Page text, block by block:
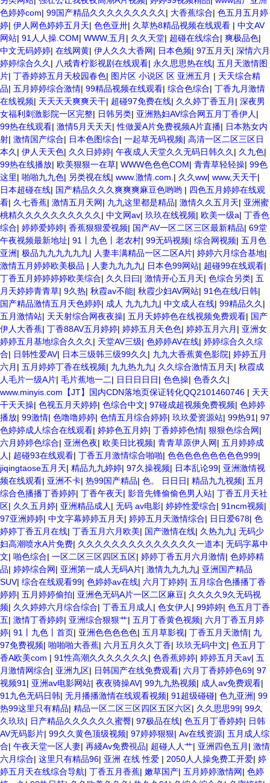
色婷婷com| 99国产精品久久久久久久久久久 | 大香蕉综合| 色五月五月婷
婷| 伊人网色婷婷五月天| 色色亚卅| 久草热8精品视频在线观看 | 中文AV
网站| 91人人操.COM| WWW,五月 | 久久天堂| 超碰在线综合| 爽极品色|
中文无码婷婷| 在线网黄| 伊人久久大香网| 日本色频| 97五月天| 深情六月
婷婷综合久久 | 八戒青柠影视剧在线观看| 永久思思热在线| 五月天激情图
片| 丁香婷婷五月天校园春色| 图片区 小说区 区 亚洲五月 | 天天综合精
品| 五月婷婷综合激情| 99精品视频在线观看| 综合色综合| 丁香九月激情
在线视频| 天天天天爽爽天干| 超碰97免费在线| 久久婷丁香五月 | 深夜男
女福利刺激影院一区完整| 日韩另类| 亚洲熟妇AV综合网五月丁香伊人 |
99热在线观看| 激情5月天天天|性做爰A片免费视频A片直播| 日本熟女内
射| 激情国产综合| 日本色图综合| 一起草无码视频| 高清一区二区三区日
本久 | 伊人天天色| 久久日婷婷| 午夜成人天堂久久无码日韩久久 | 久九色|
99热在线播放| 欧美狠狠一在草| WWW色色色COM| 青青草轻轻操| 99色
这里| 啪啪九九色| 另类视在线| www.激情.com. | 久久ww| www,天天干|
日本超碰在线| 国产精品久久久爽爽爽麻豆色哟哟 | 四色五月婷婷在线观
看| 久七香蕉| 激情五月天网| 九九这里都是精品| 激情久久五月天| 亚洲蜜
桃精久久久久久久久久久久 | 中文网av| 玖玖在线视频| 欧美一级a| 丁香色
综合| 婷婷爱婷婷| 香蕉狠狠爱视频| 国产AV一区二区三区最新精品| 69堂
午夜视频最新地址| 91丨九色丨老农村| 99无码视频| 综合网视频| 五月色
亚洲| 极品九九九九九九| 人妻丰满精品一区二区A片| 婷婷六月综合基地|
激情五月婷婷欧美极品 | 人妻九九九九| 日本色99网站| 超碰99在线观看|
丁香五月婷婷婷婷欧美综合| 久久日曰| 激情开心五月天| 色综合另类| 五
月天婷婷青青草| 9久热| 秋霞av不能| 秋霞少妇AV网站| 91色在线/日韩|
国产精品激情五月天色婷婷| 成人 九九九九| 中文成人在线| 99精品久久 |
五月激情站| 天天射综合网夜夜操| 五月天婷婷色在线视频免费观看| 国产
伊人大香蕉| 丁香88AV五月婷婷| 婷婷五月天色色| 婷婷五月六月 | 亚洲女
婷婷五月基地综合久久久 | 天堂AV三级| 色婷婷AV在线| 婷婷综合久久综
合| 日韩性爱AV| 日本三级韩三级99久久 | 九九大香蕉黄色影院| 婷婷五月
六月 | 五月婷婷丁香在线视频| 九九热九九| 久久综合激情五月天| 秋霞成
人毛片一级A片| 毛片蕉地一二| 日日日日日| 色色操| 色香久久 |
www.minyis.com【JT】国内CDN落地页保证转化QQ2101460746 | 天天
干天天操| 色视五月天婷婷| 色综合中文| 97碰成超视频免费视频| 色婷婷
播放| 99激情| 色噜噜婷婷| 色情五月综合婷婷| 玖玖爱资源站| 99热91 | 97
色婷婷成人综合在线观看| 婷婷色五月婷| 丁香婷婷色情| 狠狠色综合网|
六月婷婷色综合| 亚洲色夜| 欧美日比视频| 青青草原伊人网| 五月婷婷成
人 | 超碰93在线观看| 丁香五月激情综合啪啪| 色色色色色色色色色999|
jiqingtaose五月天| 精品九九婷婷| 97久操视频| 日本乱论99| 亚洲激情视
频在线观看| 亚洲不卡| 热99国产精品| 色。 日日日| 精品九九视频| 五月
综合色播播丁香婷婷| 丁香午夜天| 影音先锋偷偷色男人站| 丁香五月天社
区| 久久五月婷| 亚洲精品成人 | 无码 av电影| 婷婷性爱综合| 91ncm视频|
97亚洲婷婷| 中文字幕婷婷五月天| 婷婷五月天激情综合| 日日爱678| 色
婷婷丁香五月在线| 丁香五月六月欧美| 国产激情在线| 久热九九| 无码少
妇高潮喷水A片免费| 久久久久久久久久久久久久久久一道本| 无码字幕中
文| 啪色综合| 一区二区三区四区五区| 婷婷丁香五月六月激情| 色婷婷精
品| 婷婷综合网| 亚洲第一成人无码A片| 激情九九九九| 亚洲国产精品
SUV| 综合在线观看99| 色婷婷av在线| 六月丁婷婷| 五月综合色播播丁香
婷婷| 五月婷婷偷拍| 亚洲色无码A片一区二区麻豆| 久久久久9久无码视
频| 久久婷婷六月综合综合| 丁香五月成人 | 色女伊人 | 99婷婷| 色五月丁香
五| 激情丁香婷婷| 亚洲综合狠狠艹| 五月丁香黄色视频| 六月丁香五月婷
婷| 91丨九色丨首页| 亚洲色色色色色| 五月草影视| 丁香五月天激情| 九
97免费视频| 啪啪啪大香蕉| 六月五月久久丁香| 玖玖无码中文| 色五月丁
香A欧美com | 91性高潮久久久久久久久 | 色香蕉婷婷| 婷婷五月天av| 五
月激情网综合| 亚洲九区| 日韩国产在线免费观看| 六月丁香婷婷色69| 97
视频91 | 亚洲av电影网站| 夜夜骑操AV| 99九九热视频| 成人av免费观看|
91九色无码日韩| 无月播播激情在线观看视频| 91超级碰碰| 色九亚洲| 99
热99这里只有精品| 精品一区二区三区四区五区六区| 久久思思99| 99久
久玖玖| 日产精品久久久久久久蜜臀| 97极品在线| 色五月丁香婷婷| 日韩
AV无码影片| 99久久黄色顶级视频| 97婷婷狠狠| Av在线资源| 五月成人综
合| 午夜天堂一区人妻| 再綫Av免费視品| 超碰人人艹| 亚洲四色五月 | 激情
六月综合| 这里只有精品96| 亚洲 在线 性爱 | 2050人人操免费工开爱| 婷
婷五月天在线综合导航| 丁香五月香蕉| 嫩草国产| 五月婷婷激情网| 色婷